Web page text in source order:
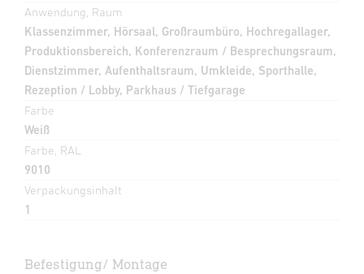
Anwendung, Raum
Klassenzimmer, Hörsaal, Großraumbüro, Hochregallager,
Produktionsbereich, Konferenzraum / Besprechungsraum,
Dienstzimmer, Aufenthaltsraum, Umkleide, Sporthalle,
Rezeption / Lobby, Parkhaus / Tiefgarage
Farbe
Weiß
Farbe, RAL
9010
Verpackungsinhalt
1
Befestigung/ Montage